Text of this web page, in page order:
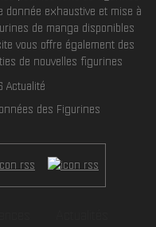
donnée exhaustive et mise à
de manga disponibles
vous offre également des
de nouvelles figurines
Actualité
des Figurines